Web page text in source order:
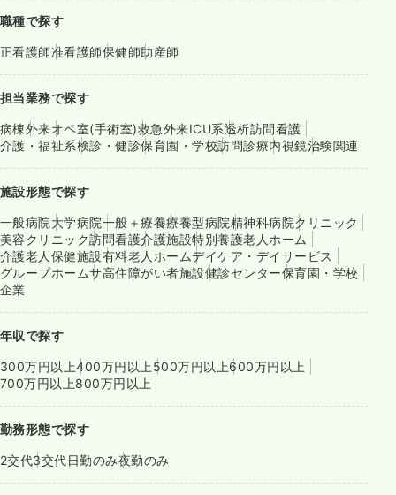
職種で探す
正看護師准看護師保健師助産師
担当業務で探す
病棟外来オペ室(手術室)救急外来ICU系透析訪問看護
介護・福祉系検診・健診保育園・学校訪問診療内視鏡治験関連
施設形態で探す
一般病院大学病院一般＋療養療養型病院精神科病院クリニック
美容クリニック訪問看護介護施設特別養護老人ホーム
介護老人保健施設有料老人ホームデイケア・デイサービス
グループホームサ高住障がい者施設健診センター保育園・学校
企業
年収で探す
300万円以上400万円以上 500万円以上600万円以上
700万円以上800万円以上
勤務形態で探す
2交代3交代日勤のみ夜勤のみ